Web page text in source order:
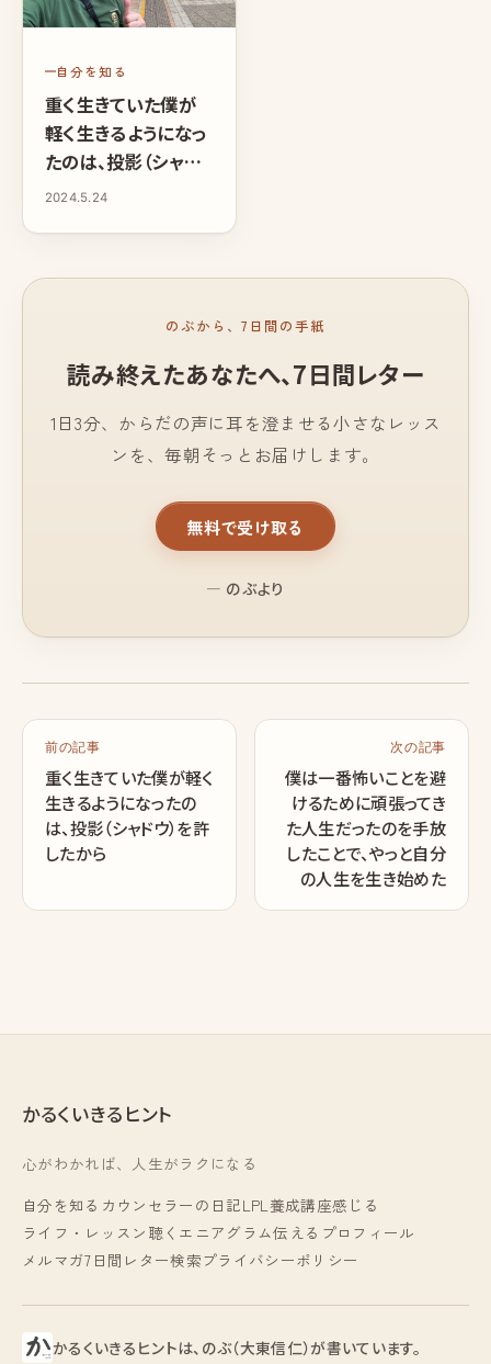
自分を知る
重く生きていた僕が
軽く生きるようになっ
たのは、投影（シャド
ウ）を許したから
2024.5.24
のぶから、7日間の手紙
読み終えたあなたへ、7日間レター
1日3分、からだの声に耳を澄ませる小さなレッス
ンを、毎朝そっとお届けします。
無料で受け取る
— のぶより
前の記事
重く生きていた僕が軽く
生きるようになったの
は、投影（シャドウ）を許
したから
次の記事
僕は一番怖いことを避
けるために頑張ってき
た人生だったのを手放
したことで、やっと自分
の人生を生き始めた
かるくいきるヒント
心がわかれば、人生がラクになる
自分を知る カウンセラーの日記LPL養成講座感じる
ライフ・レッスン 聴く エニアグラム伝える プロフィール
メルマガ7日間レター検索プライバシーポリシー
かるくいきるヒントは、のぶ（大東信仁）が書いています。